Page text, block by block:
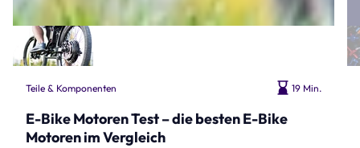
Teile & Komponenten 19 Min.
E-Bike Motoren Test – die besten E-Bike
Motoren im Vergleich